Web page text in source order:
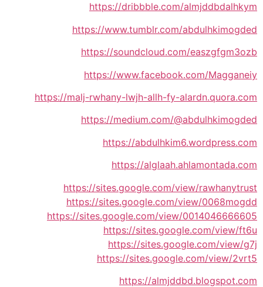
https://dribbble.com/almjddbdalhkym
https://www.tumblr.com/abdulhkimogded
https://soundcloud.com/easzgfgm3ozb
https://www.facebook.com/Magganeiy
https://malj-rwhany-lwjh-allh-fy-alardn.quora.com
https://medium.com/@abdulhkimogded
https://abdulhkim6.wordpress.com
https://alglaah.ahlamontada.com
https://sites.google.com/view/rawhanytrust
https://sites.google.com/view/0068mogdd
https://sites.google.com/view/0014046666605
https://sites.google.com/view/ft6u
https://sites.google.com/view/g7j
https://sites.google.com/view/2vrt5
https://almjddbd.blogspot.com